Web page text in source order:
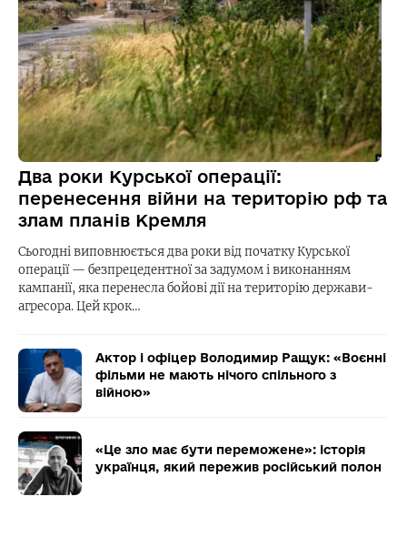
Два роки Курської операції:
перенесення війни на територію рф та
злам планів Кремля
Сьогодні виповнюється два роки від початку Курської
операції — безпрецедентної за задумом і виконанням
кампанії, яка перенесла бойові дії на територію держави-
агресора. Цей крок…
Актор і офіцер Володимир Ращук: «Воєнні
фільми не мають нічого спільного з
війною»
«Це зло має бути переможене»: історія
українця, який пережив російський полон